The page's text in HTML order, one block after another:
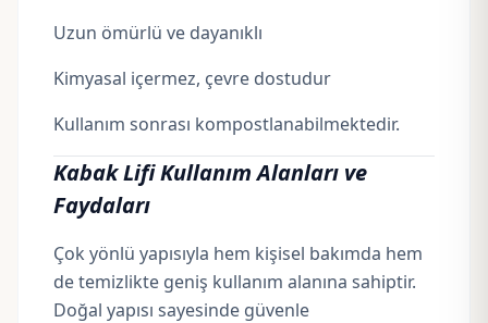
Uzun ömürlü ve dayanıklı
Kimyasal içermez, çevre dostudur
Kullanım sonrası kompostlanabilmektedir.
Kabak Lifi Kullanım Alanları ve
Faydaları
Çok yönlü yapısıyla hem kişisel bakımda hem
de temizlikte geniş kullanım alanına sahiptir.
Doğal yapısı sayesinde güvenle